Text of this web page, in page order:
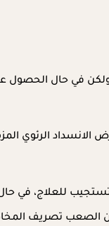
في حال الحصول
الانسداد الرئوي
تستجيب للعلاج،
من الصعب تصريف